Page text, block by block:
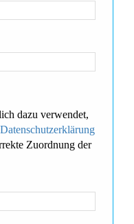
dazu verwendet,
Datenschutzerklärung
Zuordnung der